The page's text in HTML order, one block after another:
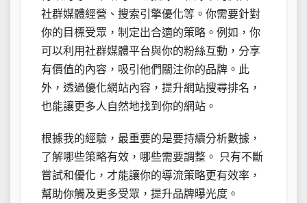
社群媒體經營、搜索引擎優化等。你需要針對
你的目標受眾，制定出合適的策略。例如，你
可以利用社群媒體平台與你的粉絲互動，分享
有價值的內容，吸引他們關注你的品牌。此
外，透過優化網站內容，提升網站搜尋排名，
也能讓更多人自然地找到你的網站。
根據我的經驗，最重要的是要持續分析數據，
了解哪些策略有效，哪些需要調整。 只有不斷
嘗試和優化，才能讓你的導流策略更有效率，
幫助你觸及更多受眾，提升品牌曝光度。